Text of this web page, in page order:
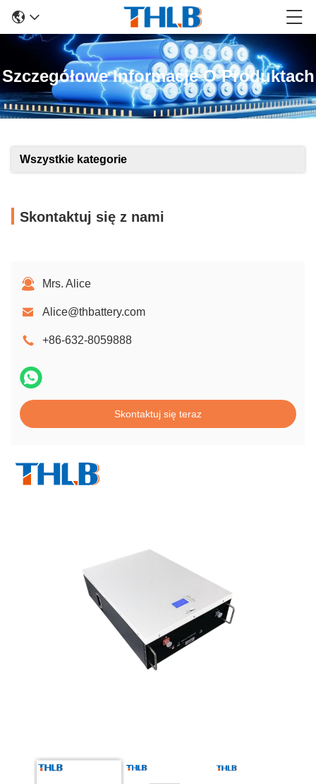
Szczegółowe Informacje O Produktach
Wszystkie kategorie
Skontaktuj się z nami
Mrs. Alice
Alice@thbattery.com
+86-632-8059888
Skontaktuj się teraz